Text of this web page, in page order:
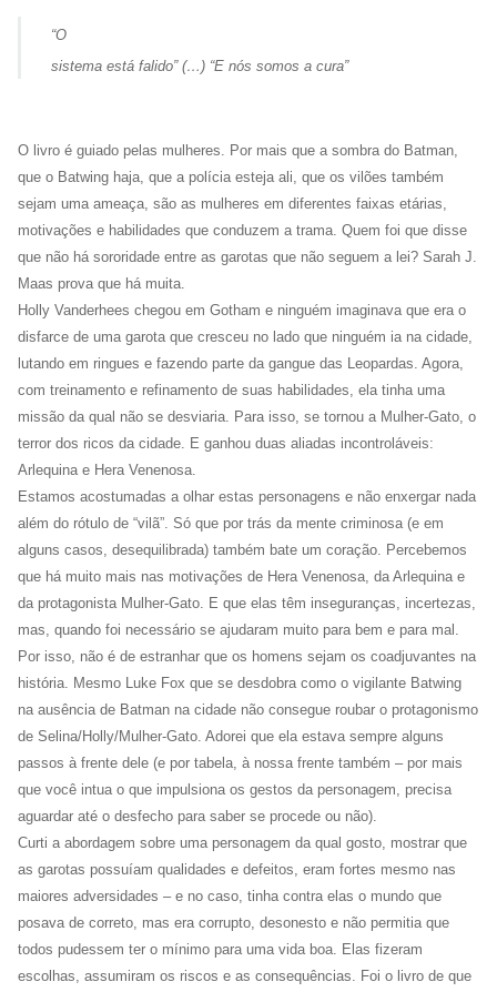
“O
sistema está falido” (…) “E nós somos a cura”
O livro é guiado pelas mulheres. Por mais que a sombra do Batman,
que o Batwing haja, que a polícia esteja ali, que os vilões também
sejam uma ameaça, são as mulheres em diferentes faixas etárias,
motivações e habilidades que conduzem a trama. Quem foi que disse
que não há sororidade entre as garotas que não seguem a lei? Sarah J.
Maas prova que há muita.
Holly Vanderhees chegou em Gotham e ninguém imaginava que era o
disfarce de uma garota que cresceu no lado que ninguém ia na cidade,
lutando em ringues e fazendo parte da gangue das Leopardas. Agora,
com treinamento e refinamento de suas habilidades, ela tinha uma
missão da qual não se desviaria. Para isso, se tornou a Mulher-Gato, o
terror dos ricos da cidade. E ganhou duas aliadas incontroláveis:
Arlequina e Hera Venenosa.
Estamos acostumadas a olhar estas personagens e não enxergar nada
além do rótulo de “vilã”. Só que por trás da mente criminosa (e em
alguns casos, desequilibrada) também bate um coração. Percebemos
que há muito mais nas motivações de Hera Venenosa, da Arlequina e
da protagonista Mulher-Gato. E que elas têm inseguranças, incertezas,
mas, quando foi necessário se ajudaram muito para bem e para mal.
Por isso, não é de estranhar que os homens sejam os coadjuvantes na
história. Mesmo Luke Fox que se desdobra como o vigilante Batwing
na ausência de Batman na cidade não consegue roubar o protagonismo
de Selina/Holly/Mulher-Gato. Adorei que ela estava sempre alguns
passos à frente dele (e por tabela, à nossa frente também – por mais
que você intua o que impulsiona os gestos da personagem, precisa
aguardar até o desfecho para saber se procede ou não).
Curti a abordagem sobre uma personagem da qual gosto, mostrar que
as garotas possuíam qualidades e defeitos, eram fortes mesmo nas
maiores adversidades – e no caso, tinha contra elas o mundo que
posava de correto, mas era corrupto, desonesto e não permitia que
todos pudessem ter o mínimo para uma vida boa. Elas fizeram
escolhas, assumiram os riscos e as consequências. Foi o livro de que